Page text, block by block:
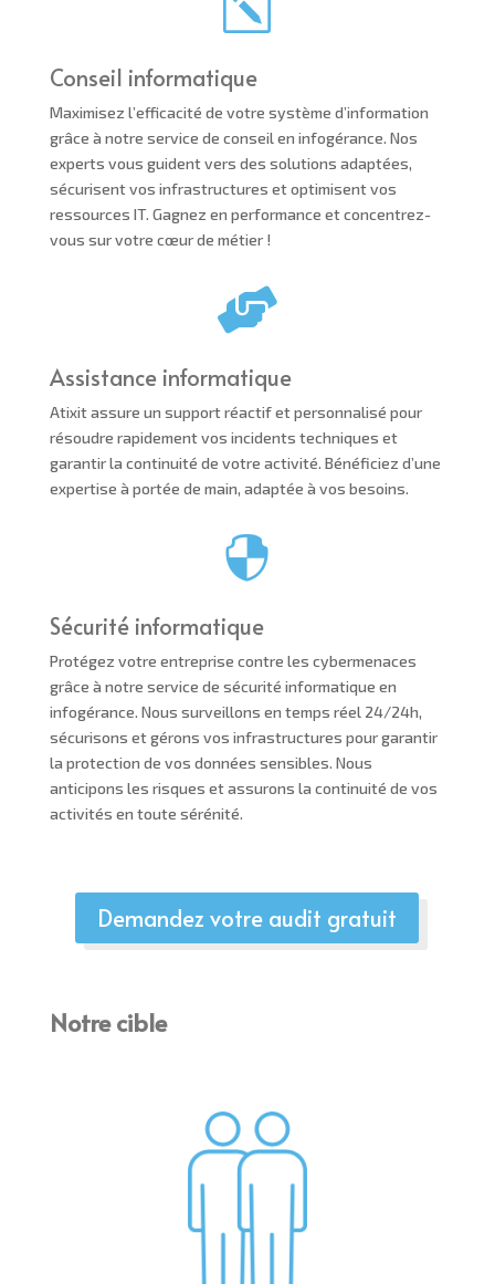
Conseil informatique
Maximisez l’efficacité de votre système d’information
grâce à notre service de conseil en infogérance. Nos
experts vous guident vers des solutions adaptées,
sécurisent vos infrastructures et optimisent vos
ressources IT. Gagnez en performance et concentrez-
vous sur votre cœur de métier !

Assistance informatique
Atixit assure un support réactif et personnalisé pour
résoudre rapidement vos incidents techniques et
garantir la continuité de votre activité. Bénéficiez d’une
expertise à portée de main, adaptée à vos besoins.

Sécurité informatique
Protégez votre entreprise contre les cybermenaces
grâce à notre service de sécurité informatique en
infogérance. Nous surveillons en temps réel 24/24h,
sécurisons et gérons vos infrastructures pour garantir
la protection de vos données sensibles. Nous
anticipons les risques et assurons la continuité de vos
activités en toute sérénité.
Demandez votre audit gratuit
Notre cible